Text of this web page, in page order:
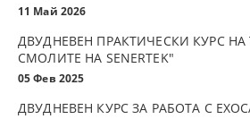
11 Май 2026
ДВУДНЕВЕН ПРАКТИЧЕСКИ КУРС НА
СМОЛИТЕ НА SENERTEK"
05 Фев 2025
ДВУДНЕВЕН КУРС ЗА РАБОТА С